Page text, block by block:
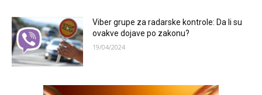
Viber grupe za radarske kontrole: Da li su
ovakve dojave po zakonu?
19/04/2024